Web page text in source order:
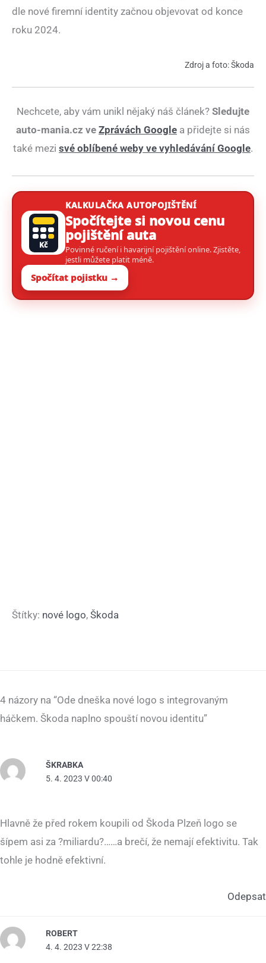
dle nové firemní identity začnou objevovat od konce
roku 2024.
Zdroj a foto: Škoda
Nechcete, aby vám unikl nějaký náš článek? Sledujte
auto-mania.cz ve Zprávách Google a přidejte si nás
také mezi své oblíbené weby ve vyhledávání Google.
Kč
KALKULAČKA AUTOPOJIŠTĚNÍ
Spočítejte si novou cenu
pojištění auta
Povinné ručení i havarijní pojištění online. Zjistěte,
jestli můžete platit méně.
Spočítat pojistku →
Štítky: nové logo, Škoda
4 názory na “Ode dneška nové logo s integrovaným
háčkem. Škoda naplno spouští novou identitu”
ŠKRABKA
5. 4. 2023 V 00:40
Hlavně že před rokem koupili od Škoda Plzeň logo se
šípem asi za ?miliardu?……a brečí, že nemají efektivitu. Tak
tohle je hodně efektivní.
Odepsat
ROBERT
4. 4. 2023 V 22:38